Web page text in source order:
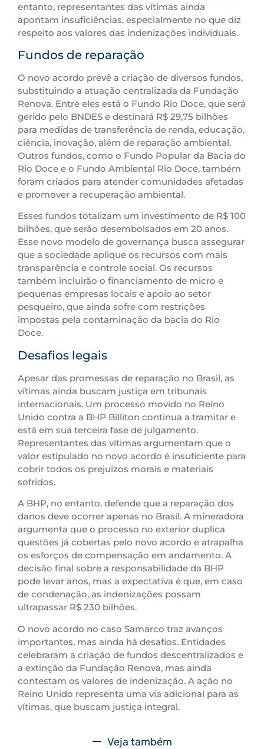
entanto, representantes das vítimas ainda
apontam insuficiências, especialmente no que diz
respeito aos valores das indenizações individuais.
Fundos de reparação
O novo acordo prevê a criação de diversos fundos,
substituindo a atuação centralizada da Fundação
Renova. Entre eles está o Fundo Rio Doce, que será
gerido pelo BNDES e destinará R$ 29,75 bilhões
para medidas de transferência de renda, educação,
ciência, inovação, além de reparação ambiental.
Outros fundos, como o Fundo Popular da Bacia do
Rio Doce e o Fundo Ambiental Rio Doce, também
foram criados para atender comunidades afetadas
e promover a recuperação ambiental.
Esses fundos totalizam um investimento de R$ 100
bilhões, que serão desembolsados em 20 anos.
Esse novo modelo de governança busca assegurar
que a sociedade aplique os recursos com mais
transparência e controle social. Os recursos
também incluirão o financiamento de micro e
pequenas empresas locais e apoio ao setor
pesqueiro, que ainda sofre com restrições
impostas pela contaminação da bacia do Rio
Doce.
Desafios legais
Apesar das promessas de reparação no Brasil, as
vítimas ainda buscam justiça em tribunais
internacionais. Um processo movido no Reino
Unido contra a BHP Billiton continua a tramitar e
está em sua terceira fase de julgamento.
Representantes das vítimas argumentam que o
valor estipulado no novo acordo é insuficiente para
cobrir todos os prejuízos morais e materiais
sofridos.
A BHP, no entanto, defende que a reparação dos
danos deve ocorrer apenas no Brasil. A mineradora
argumenta que o processo no exterior duplica
questões já cobertas pelo novo acordo e atrapalha
os esforços de compensação em andamento. A
decisão final sobre a responsabilidade da BHP
pode levar anos, mas a expectativa é que, em caso
de condenação, as indenizações possam
ultrapassar R$ 230 bilhões.
O novo acordo no caso Samarco traz avanços
importantes, mas ainda há desafios. Entidades
celebraram a criação de fundos descentralizados e
a extinção da Fundação Renova, mas ainda
contestam os valores de indenização. A ação no
Reino Unido representa uma via adicional para as
vítimas, que buscam justiça integral.
Veja também